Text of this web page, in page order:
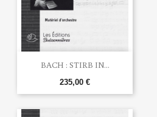
BACH : STIRB IN...
235,00 €